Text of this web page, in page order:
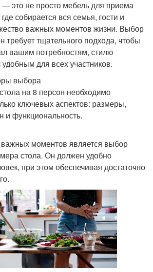
это не просто мебель для приема
собирается вся семья, гости и
важных моментов жизни. Выбор
требует тщательного подхода, чтобы
вашим потребностям, стилю
для всех участников.
выбора
на 8 персон необходимо
ключевых аспектов: размеры,
и функциональность.
моментов является выбор
стола. Он должен удобно
при этом обеспечивая достаточно